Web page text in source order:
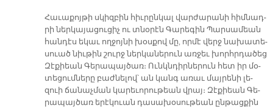
Հա­ւա­քոյ­թի սկիզ­բին հիւ­րըն­կալ վար­ժա­րա­նի հիմ­նադ­
րի ներ­կա­յա­ցու­ցիչ ու տնօ­րէն Գա­րե­գին Պար­սա­մեան
հան­դէս ե­կաւ ող­ջոյ­նի խօս­քով մը, որ­մէ վերջ նա­խա­տե­
սուած նիւ­թին շուրջ ներ­կա­նե­րուն առ­ջեւ խորհր­դա­ծեց
Զէ­քիեան Գե­րա­պայ­ծառ։ Ունկն­դիր­նե­րուն հետ իր մօ­
տե­ցում­նե­րը բաժ­նե­լով՝ ան կանգ ա­ռաւ մայ­րե­նի լե­
զուի ճա­նաչ­ման կա­րե­ւո­րու­թեան վրայ։ Զէ­քիեան Գե­
րա­պայ­ծառ ե­րէ­կուան դա­սա­խօ­սու­թեան ըն­թաց­քին